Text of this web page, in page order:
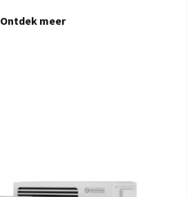
Ontdek meer